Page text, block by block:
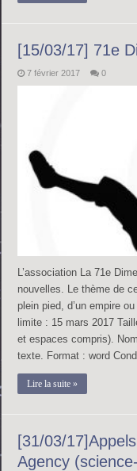
[15/03/17] 71e
7 février 2017 0
L’association La 71e
nouvelles. Le thème de
plein pied, d’un empire
limite : 15 mars 2017
et espaces compris).
texte. Format : word
Lire la suite »
[31/03/
Agency